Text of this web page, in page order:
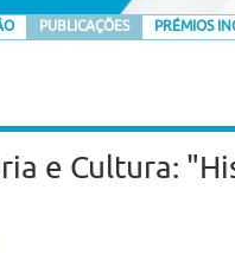
PUBLICAÇÕES PRÉMIOS
e Cultura: